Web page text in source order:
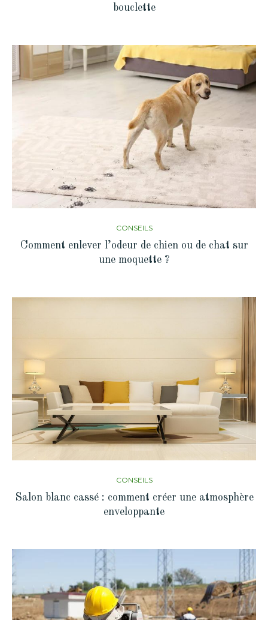
bouclette
CONSEILS
Comment enlever l’odeur de chien ou de chat sur
une moquette ?
CONSEILS
Salon blanc cassé : comment créer une atmosphère
enveloppante